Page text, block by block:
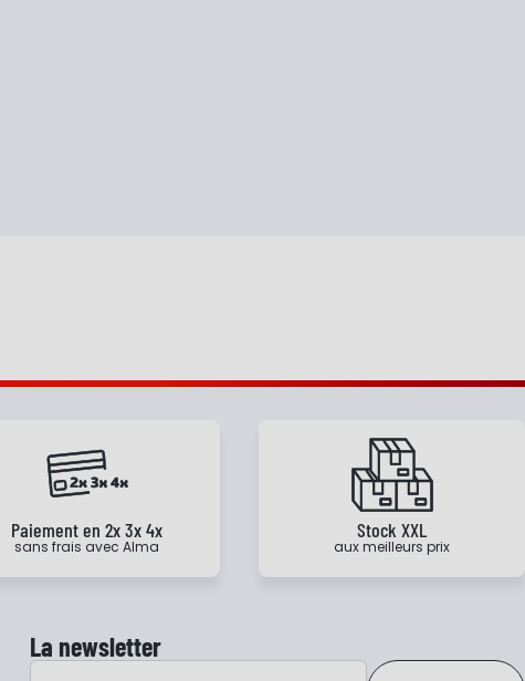
Paiement en 2x 3x 4x
sans frais avec Alma
Stock XXL
aux meilleurs prix
La newsletter
Adresse e-mail